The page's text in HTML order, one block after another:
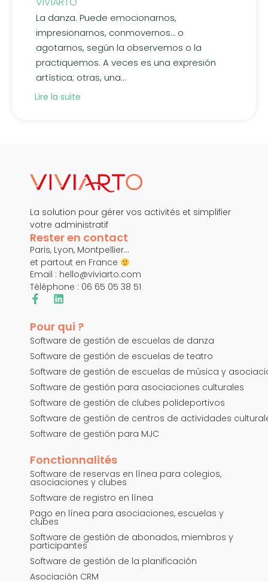
La danza. Puede emocionarnos,
impresionarnos, conmovernos… o
agotarnos, según la observemos o la
practiquemos. A veces es una expresión
artística; otras, una...
Lire la suite
La solution pour gérer vos activités et simplifier
votre administratif
Rester en contact
Paris, Lyon, Montpellier…
et partout en France
Email : hello@viviarto.com
Téléphone : 06 65 05 38 51
Pour qui ?
Software de gestión de escuelas de danza
Software de gestión de escuelas de teatro
Software de gestión de escuelas de música y
Software de gestión para asociaciones culturales
Software de gestión de clubes polideportivos
Software de gestión de centros de actividades
Software de gestión para MJC
Fonctionnalités
Software de reservas en línea para colegios,
asociaciones y clubes
Software de registro en línea
Pago en línea para asociaciones, escuelas y
clubes
Software de gestión de abonados, miembros y
participantes
Software de gestión de la planificación
Asociación CRM